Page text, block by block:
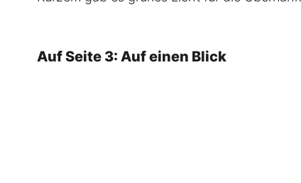
Auf Seite 3: Auf einen Blick